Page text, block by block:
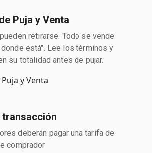
Puja y Venta
retirarse. Todo se vende
está". Lee los términos y
su totalidad antes de pujar.
y Venta
deberán pagar una tarifa de
comprador